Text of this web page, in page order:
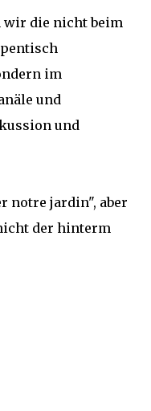
wir die nicht beim
im
und
und
notre jardin", aber
der hinterm